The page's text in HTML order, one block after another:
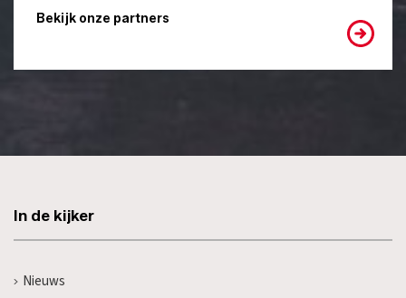
Bekijk onze partners
In de kijker
Nieuws